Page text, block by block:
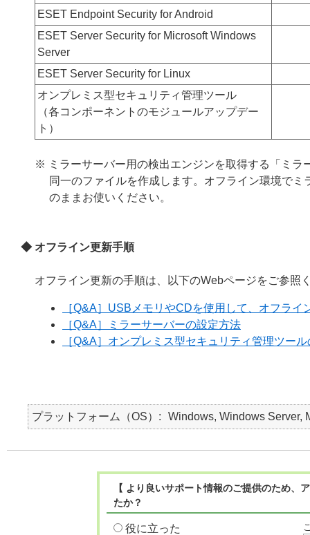
ESET Endpoint Security for Android
ESET Server Security for Microsoft Windows
Server
ESET Server Security for Linux
オンプレミス型セキュリティ管理ツール
（各コンポーネントのモジュールアップデー
ト）
※ ミラーサーバー用の検出エンジンを取得する「ミラ
同一のファイルを作成します。オフライン環境で
のままお使いください。
◆ オフライン更新手順
オフライン更新の手順は、以下のWebページをご参照
［Q&A］USBメモリやCDを使用して、オフラ
［Q&A］ミラーサーバーの設定方法
［Q&A］オンプレミス型セキュリティ管理ツー
プラットフォーム（OS） Windows, Windows Server,
【 より良いサポート情報のご提供のため
たか？
役に立った